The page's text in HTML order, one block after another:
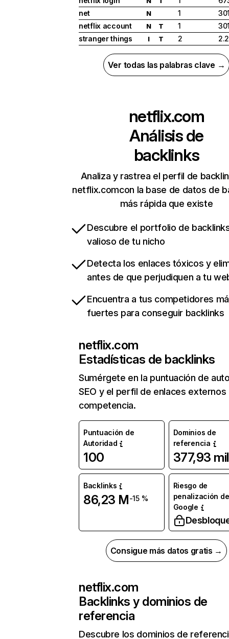
net
N 1
netflix account
N T 1
stranger things
I T 2
Ver todas las palabras clave →
netflix.com
Análisis de
backlinks
Analiza y rastrea el perfil de
netflix.comcon la base de datos de
más rápida que existe
Descubre el portfolio de
valioso de tu nicho
Detecta los enlaces tóxicos y
antes de que perjudiquen a tu
Encuentra a tus competidores
fuertes para conseguir backlinks
netflix.com
Estadísticas de backlinks
Sumérgete en la puntuación de
SEO y el perfil de enlaces externos
competencia.
Puntuación de
Autoridad
100
Dominios de
referencia
377,93 mil
Backlinks
86,23 M-15 %
Riesgo de
penalización de
Google
Consigue más datos gratis →
netflix.com
Backlinks y dominios de
referencia
Descubre los dominios de